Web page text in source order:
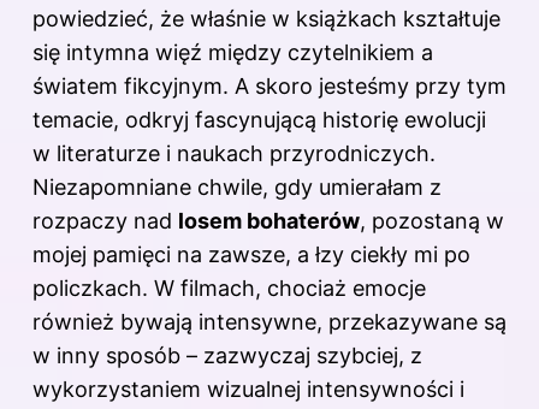
powiedzieć, że właśnie w książkach kształtuje
się intymna więź między czytelnikiem a
światem fikcyjnym. A skoro jesteśmy przy tym
temacie, odkryj fascynującą historię ewolucji
w literaturze i naukach przyrodniczych.
Niezapomniane chwile, gdy umierałam z
rozpaczy nad losem bohaterów, pozostaną w
mojej pamięci na zawsze, a łzy ciekły mi po
policzkach. W filmach, chociaż emocje
również bywają intensywne, przekazywane są
w inny sposób – zazwyczaj szybciej, z
wykorzystaniem wizualnej intensywności i